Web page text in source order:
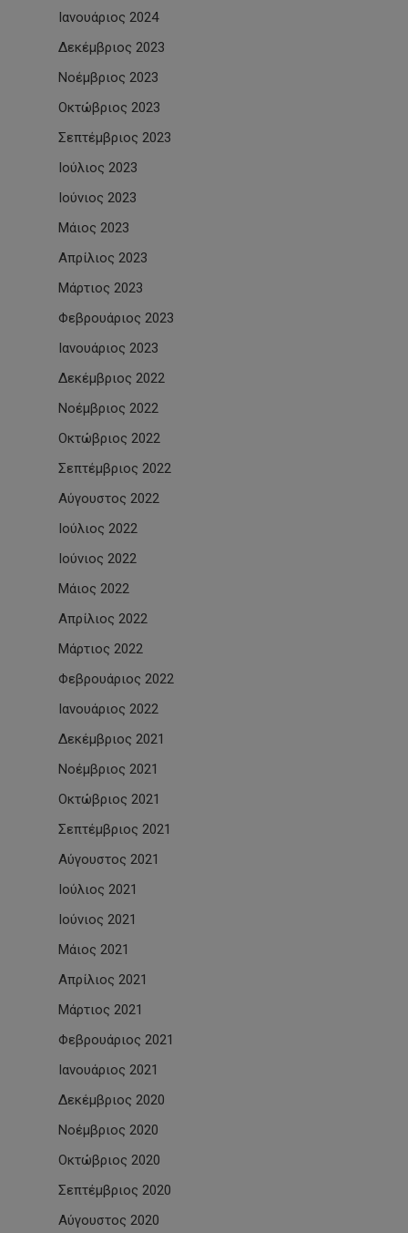
Ιανουάριος 2024
Δεκέμβριος 2023
Νοέμβριος 2023
Οκτώβριος 2023
Σεπτέμβριος 2023
Ιούλιος 2023
Ιούνιος 2023
Μάιος 2023
Απρίλιος 2023
Μάρτιος 2023
Φεβρουάριος 2023
Ιανουάριος 2023
Δεκέμβριος 2022
Νοέμβριος 2022
Οκτώβριος 2022
Σεπτέμβριος 2022
Αύγουστος 2022
Ιούλιος 2022
Ιούνιος 2022
Μάιος 2022
Απρίλιος 2022
Μάρτιος 2022
Φεβρουάριος 2022
Ιανουάριος 2022
Δεκέμβριος 2021
Νοέμβριος 2021
Οκτώβριος 2021
Σεπτέμβριος 2021
Αύγουστος 2021
Ιούλιος 2021
Ιούνιος 2021
Μάιος 2021
Απρίλιος 2021
Μάρτιος 2021
Φεβρουάριος 2021
Ιανουάριος 2021
Δεκέμβριος 2020
Νοέμβριος 2020
Οκτώβριος 2020
Σεπτέμβριος 2020
Αύγουστος 2020